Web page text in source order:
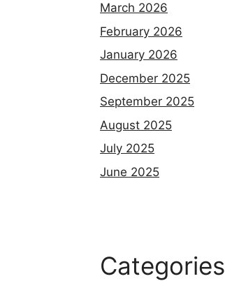
March 2026
February 2026
January 2026
December 2025
September 2025
August 2025
July 2025
June 2025
Categories